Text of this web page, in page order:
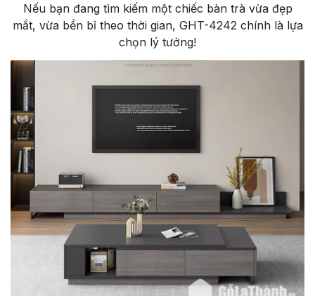
Nếu bạn đang tìm kiếm một chiếc bàn trà vừa đẹp
mắt, vừa bền bỉ theo thời gian, GHT-4242 chính là lựa
chọn lý tưởng!